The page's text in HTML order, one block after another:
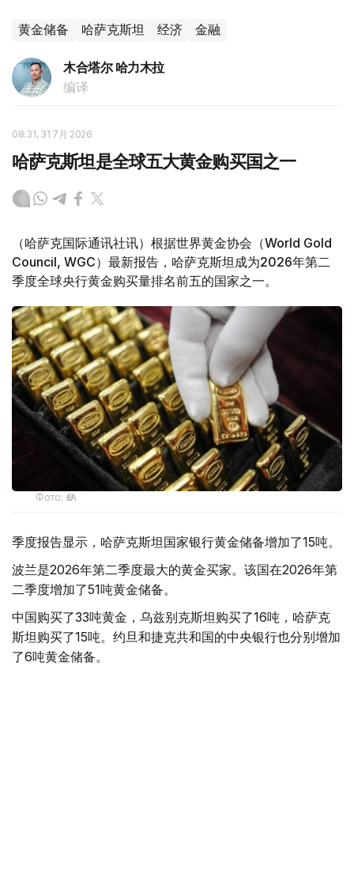
黄金储备 哈萨克斯坦 经济 金融
木合塔尔 哈力木拉
编译
08:31, 31 7月 2026
哈萨克斯坦是全球五大黄金购买国之一
（哈萨克国际通讯社讯）根据世界黄金协会（World Gold
Council, WGC）最新报告，哈萨克斯坦成为2026年第二
季度全球央行黄金购买量排名前五的国家之一。
Фото: ӨзА
季度报告显示，哈萨克斯坦国家银行黄金储备增加了15吨。
波兰是2026年第二季度最大的黄金买家。该国在2026年第
二季度增加了51吨黄金储备。
中国购买了33吨黄金，乌兹别克斯坦购买了16吨，哈萨克
斯坦购买了15吨。约旦和捷克共和国的中央银行也分别增加
了6吨黄金储备。